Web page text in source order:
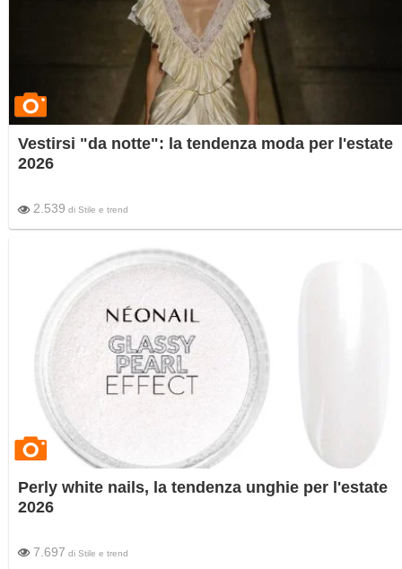
Vestirsi "da notte": la tendenza moda per l'estate
2026
2.539 di Stile e trend
Perly white nails, la tendenza unghie per l'estate
2026
7.697 di Stile e trend